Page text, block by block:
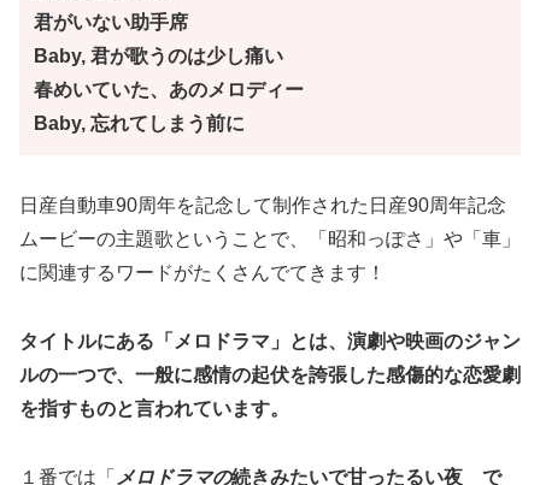
君がいない助手席
Baby, 君が歌うのは少し痛い
春めいていた、あのメロディー
Baby, 忘れてしまう前に
日産自動車90周年を記念して制作された日産90周年記念
ムービーの主題歌ということで、「昭和っぽさ」や「車」
に関連するワードがたくさんでてきます！
タイトルにある「メロドラマ」とは、演劇や映画のジャン
ルの一つで、一般に感情の起伏を誇張した感傷的な恋愛劇
を指すものと言われています。
１番では「 メロドラマの続きみたいで甘ったるい夜 で